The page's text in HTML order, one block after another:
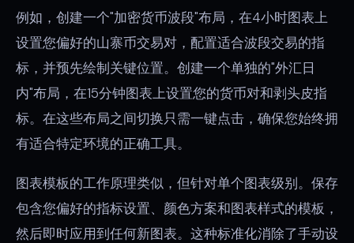
例如，创建一个"加密货币波段"布局，在4小时图表上
设置您偏好的山寨币交易对，配置适合波段交易的指
标，并预先绘制关键位置。创建一个单独的"外汇日
内"布局，在15分钟图表上设置您的货币对和剥头皮指
标。在这些布局之间切换只需一键点击，确保您始终拥
有适合特定环境的正确工具。
图表模板的工作原理类似，但针对单个图表级别。保存
包含您偏好的指标设置、颜色方案和图表样式的模板，
然后即时应用到任何新图表。这种标准化消除了手动设